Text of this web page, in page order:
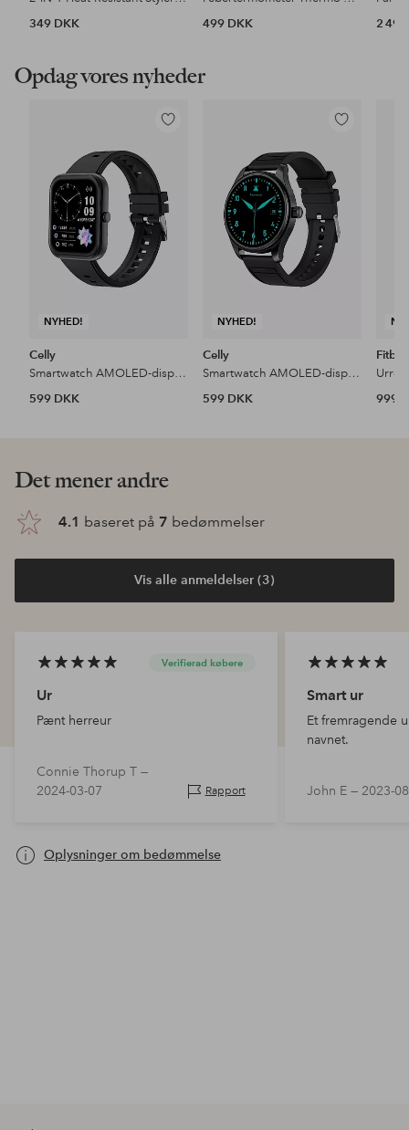
349 DKK
499 DKK
2
Opdag vores nyheder
NYHED!
Tilføj
Celly
Smartwatch AMOLED-display Trainerwatch3
599 DKK
NYHED!
Tilføj
Celly
Smartwatch AMOLED-display Trainerround3
599 DKK
Fitbit
999
Det mener andre
4.1 baseret på 7 bedømmelser
Vis alle anmeldelser (3)
Verifierad købere
Ur
Pænt herreur
Connie Thorup T —
2024-03-07
Rapport
Smart ur
Et fremragende
navnet.
John E — 2023-
Oplysninger om bedømmelse